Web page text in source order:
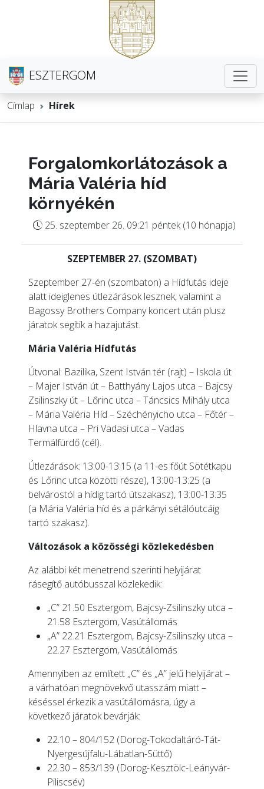
ESZTERGOM
Címlap Hírek
Forgalomkorlátozások a
Mária Valéria híd
környékén
25. szeptember 26. 09:21 péntek (10 hónapja)
SZEPTEMBER 27. (SZOMBAT)
Szeptember 27-én (szombaton) a Hídfutás ideje
alatt ideiglenes útlezárások lesznek, valamint a
Bagossy Brothers Company koncert után plusz
járatok segítik a hazajutást.
Mária Valéria Hídfutás
Útvonal: Bazilika, Szent István tér (rajt) – Iskola út
– Majer István út – Batthyány Lajos utca – Bajcsy
Zsilinszky út – Lőrinc utca – Táncsics Mihály utca
– Mária Valéria Híd – Széchényicho utca – Főtér –
Hlavna utca – Pri Vadasi utca – Vadas
Termálfürdő (cél).
Útlezárások: 13:00-13:15 (a 11-es főút Sötétkapu
és Lőrinc utca közötti része), 13:00-13:25 (a
belvárostól a hídig tartó útszakasz), 13:00-13:35
(a Mária Valéria híd és a párkányi sétálóutcáig
tartó szakasz).
Változások a közösségi közlekedésben
Az alábbi két menetrend szerinti helyijárat
rásegítő autóbusszal közlekedik:
„C” 21.50 Esztergom, Bajcsy-Zsilinszky utca –
21.58 Esztergom, Vasútállomás
„A” 22.21 Esztergom, Bajcsy-Zsilinszky utca –
22.27 Esztergom, Vasútállomás
Amennyiben az említett „C” és „A” jelű helyijárat –
a várhatóan megnövekvő utasszám miatt –
késéssel érkezik a vasútállomásra, úgy a
következő járatok bevárják:
22.10 – 804/152 (Dorog-Tokodaltáró-Tát-
Nyergesújfalu-Lábatlan-Süttő)
22.30 – 853/139 (Dorog-Kesztölc-Leányvár-
Piliscsév)